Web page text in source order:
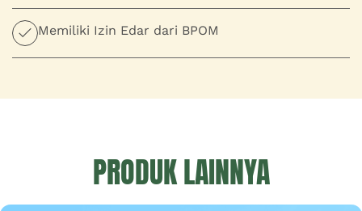
Memiliki Izin Edar dari BPOM
PRODUK LAINNYA